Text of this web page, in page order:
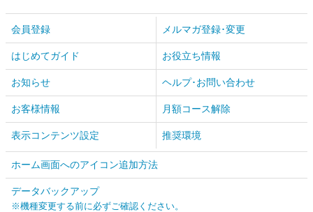
会員登録 メルマガ登録･変更
はじめてガイド お役立ち情報
お知らせ ヘルプ･お問い合わせ
お客様情報 月額コース解除
表示コンテンツ設定 推奨環境
ホーム画面へのアイコン追加方法
データバックアップ
※機種変更する前に必ずご確認ください。